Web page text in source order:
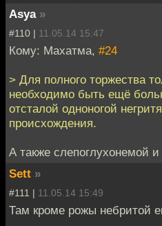
Asya »
#110 | 11.05.14 15:47
Кому: Махатма, #24
> Для полного торжества
необходимо быть ещё
отсталой одноногой
происхождения.
А также слепоглухонемой
Sett »
#111 | 11.05.14 15:49
Там кроме рожы небритой